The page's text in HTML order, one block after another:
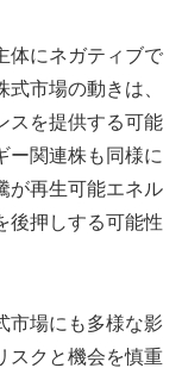
体にネガティブで
市場の動きは、
スを提供する可能
ー関連株も同様に
が再生可能エネル
後押しする可能性
市場にも多様な影
スクと機会を慎重